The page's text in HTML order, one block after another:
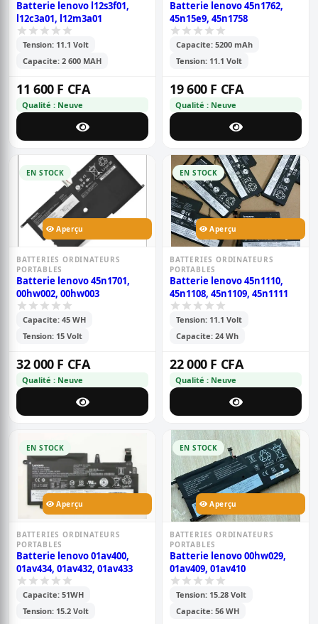
Batterie lenovo l12s3f01,
l12c3a01, l12m3a01
Tension: 11.1 Volt
Capacite: 2 600 MAH
11 600 F CFA
Qualité : Neuve
Batterie lenovo 45n1762,
45n15e9, 45n1758
Capacite: 5200 mAh
Tension: 11.1 Volt
19 600 F CFA
Qualité : Neuve
EN STOCK
Aperçu
BATTERIES ORDINATEURS
PORTABLES
Batterie lenovo 45n1701,
00hw002, 00hw003
Capacite: 45 WH
Tension: 15 Volt
32 000 F CFA
Qualité : Neuve
EN STOCK
Aperçu
BATTERIES ORDINATEURS
PORTABLES
Batterie lenovo 45n1110,
45n1108, 45n1109, 45n1111
Tension: 11.1 Volt
Capacite: 24 Wh
22 000 F CFA
Qualité : Neuve
EN STOCK
Aperçu
BATTERIES ORDINATEURS
PORTABLES
Batterie lenovo 01av400,
01av434, 01av432, 01av433
Capacite: 51WH
Tension: 15.2 Volt
EN STOCK
Aperçu
BATTERIES ORDINATEURS
PORTABLES
Batterie lenovo 00hw029,
01av409, 01av410
Tension: 15.28 Volt
Capacite: 56 WH